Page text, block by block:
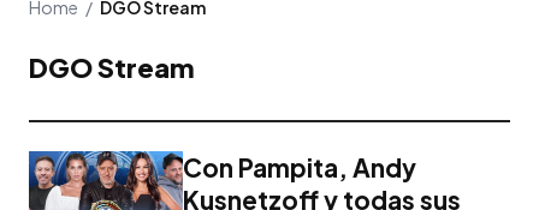
Home / DGO Stream
DGO Stream
Con Pampita, Andy
Kusnetzoff y todas sus